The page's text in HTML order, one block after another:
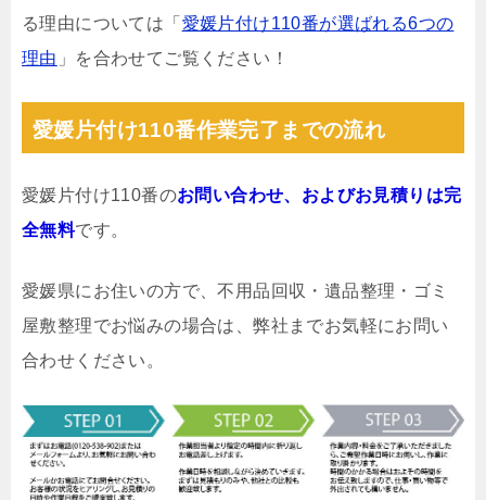
る理由については「 愛媛片付け110番が選ばれる6つの
理由 」を合わせてご覧ください！
愛媛片付け110番作業完了までの流れ
愛媛片付け110番のお問い合わせ、およびお見積りは完
全無料です。
愛媛県にお住いの方で、不用品回収・遺品整理・ゴミ
屋敷整理でお悩みの場合は、弊社までお気軽にお問い
合わせください。